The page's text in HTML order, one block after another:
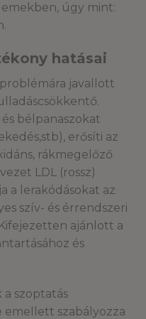
úgy mint:
hatásai
javallott
bélpanaszokat
erősíti az
rákmegelőző
LDL (rossz)
a lerakódásokat az
szív- és érrendszeri
ajánlott a
és
a szoptatás
emellett szabályozza